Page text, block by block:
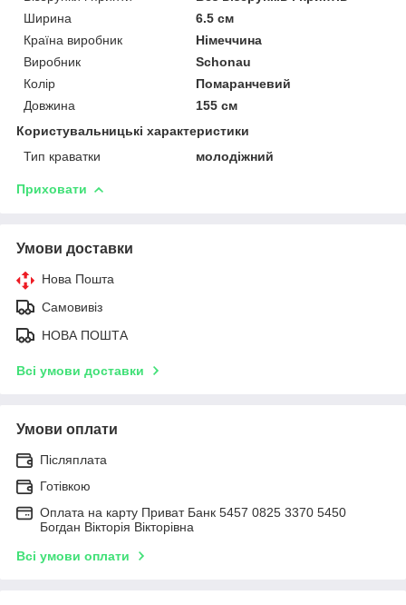
Ширина
6.5 см
Країна виробник
Німеччина
Виробник
Schonau
Колір
Помаранчевий
Довжина
155 см
Користувальницькі характеристики
Тип краватки
молодіжний
Приховати
Умови доставки
Нова Пошта
Самовивіз
НОВА ПОШТА
Всі умови доставки
Умови оплати
Післяплата
Готівкою
Оплата на карту Приват Банк 5457 0825 3370 5450
Богдан Вікторія Вікторівна
Всі умови оплати